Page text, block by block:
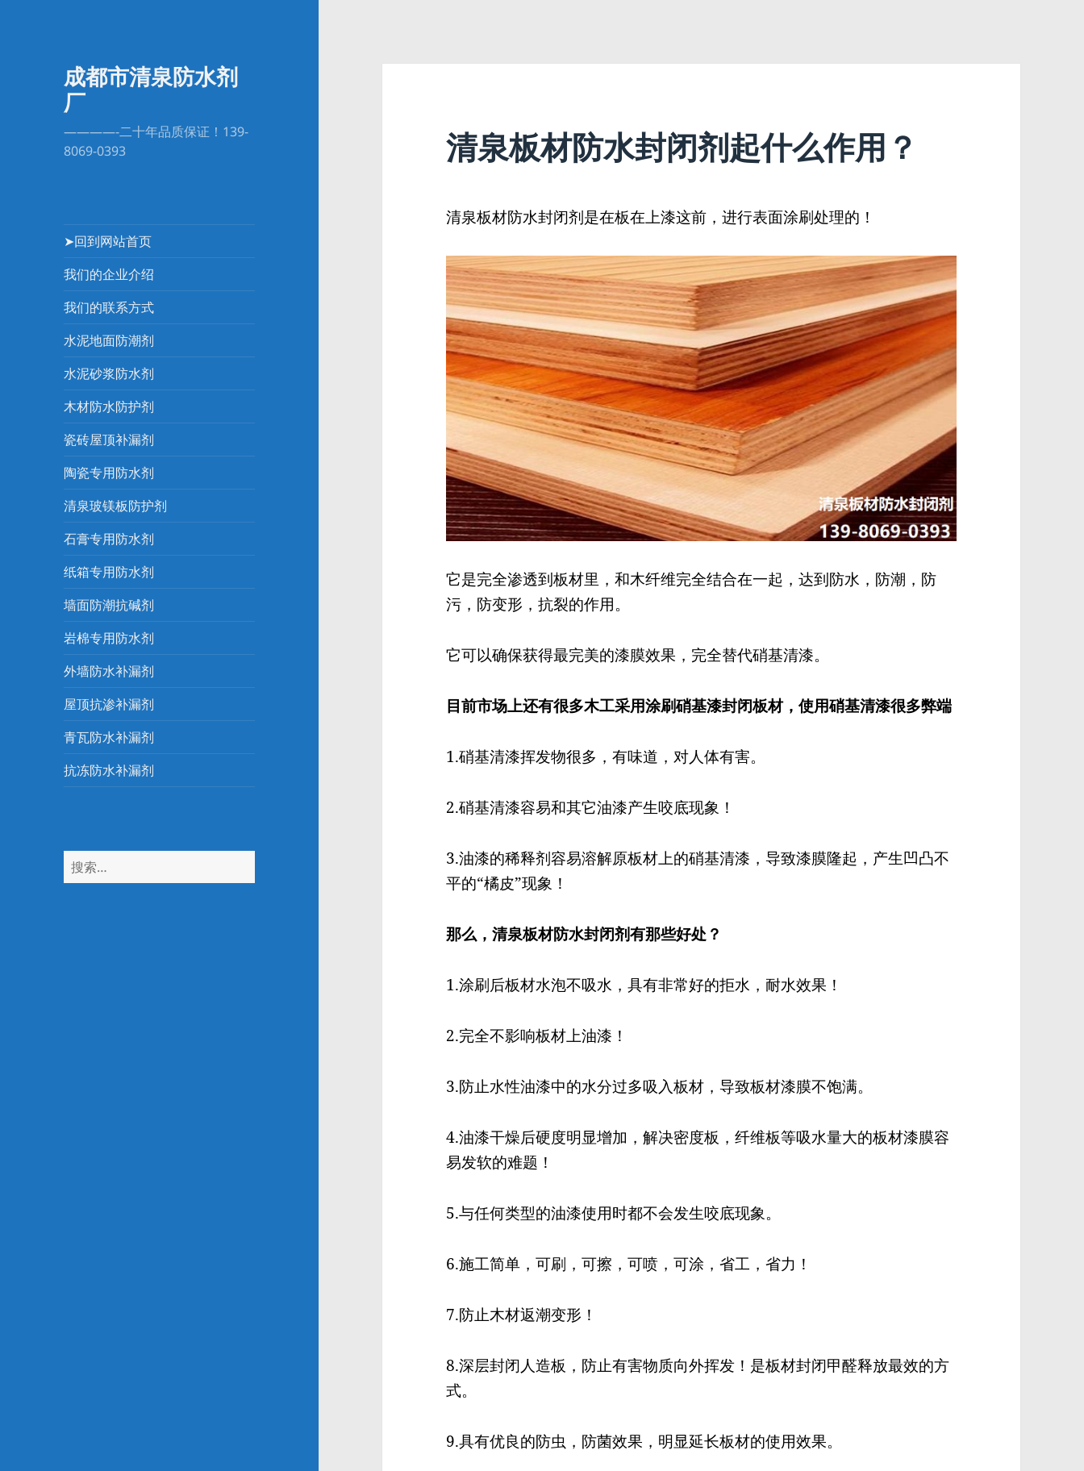
成都市清泉防水剂
厂
————-二十年品质保证！139-
8069-0393
➤回到网站首页
我们的企业介绍
我们的联系方式
水泥地面防潮剂
水泥砂浆防水剂
木材防水防护剂
瓷砖屋顶补漏剂
陶瓷专用防水剂
清泉玻镁板防护剂
石膏专用防水剂
纸箱专用防水剂
墙面防潮抗碱剂
岩棉专用防水剂
外墙防水补漏剂
屋顶抗渗补漏剂
青瓦防水补漏剂
抗冻防水补漏剂
搜
索：
清泉板材防水封闭剂起什么作用？
清泉板材防水封闭剂是在板在上漆这前，进行表面涂刷处理的！
它是完全渗透到板材里，和木纤维完全结合在一起，达到防水，防潮，防
污，防变形，抗裂的作用。
它可以确保获得最完美的漆膜效果，完全替代硝基清漆。
目前市场上还有很多木工采用涂刷硝基漆封闭板材，使用硝基清漆很多弊端
1.硝基清漆挥发物很多，有味道，对人体有害。
2.硝基清漆容易和其它油漆产生咬底现象！
3.油漆的稀释剂容易溶解原板材上的硝基清漆，导致漆膜隆起，产生凹凸不
平的“橘皮”现象！
那么，清泉板材防水封闭剂有那些好处？
1.涂刷后板材水泡不吸水，具有非常好的拒水，耐水效果！
2.完全不影响板材上油漆！
3.防止水性油漆中的水分过多吸入板材，导致板材漆膜不饱满。
4.油漆干燥后硬度明显增加，解决密度板，纤维板等吸水量大的板材漆膜容
易发软的难题！
5.与任何类型的油漆使用时都不会发生咬底现象。
6.施工简单，可刷，可擦，可喷，可涂，省工，省力！
7.防止木材返潮变形！
8.深层封闭人造板，防止有害物质向外挥发！是板材封闭甲醛释放最效的方
式。
9.具有优良的防虫，防菌效果，明显延长板材的使用效果。